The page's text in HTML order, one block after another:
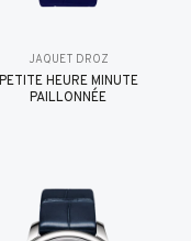
JAQUET DROZ
PETITE HEURE MINUTE
PAILLONNÉE